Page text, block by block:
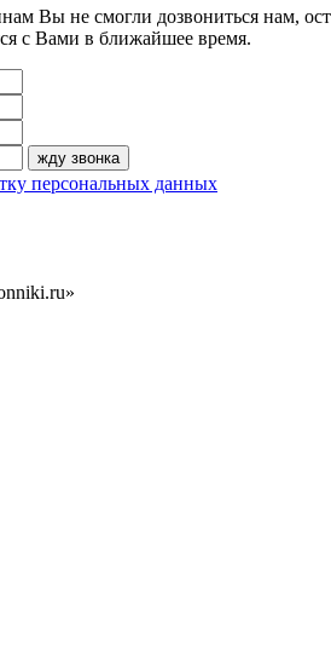
Вы не смогли дозвониться нам,
с Вами в ближайшее время.
жду звонка
персональных данных